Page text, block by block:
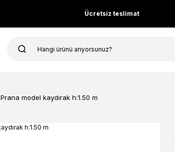
Ücretsiz teslimat
Prana model kaydırak h:1.50 m